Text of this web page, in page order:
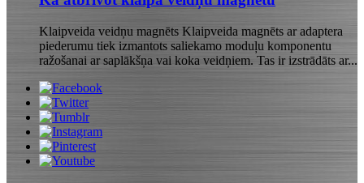
Klaipveida veidņu magnēts Klaipveida magnēts ar adaptera
piederumu tiek izmantots saliekamo moduļu komponentu
ražošanai ar saplākšņa vai koka veidņiem. Tas ir izstrādāts ar...